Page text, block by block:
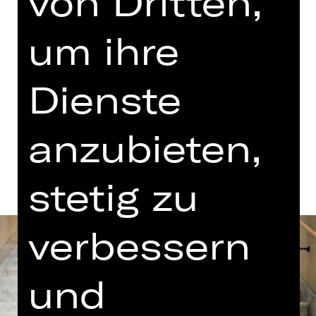
Konzert
19.15 Uhr Einführung
Meistersingerhalle
um ihre
Dienste
anzubieten,
stetig zu
verbessern
und